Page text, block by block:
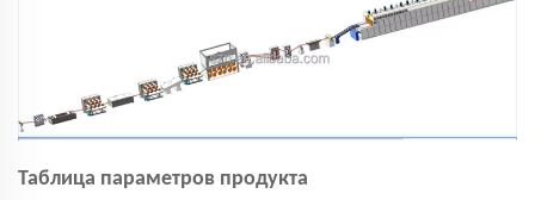
Таблица параметров продукта